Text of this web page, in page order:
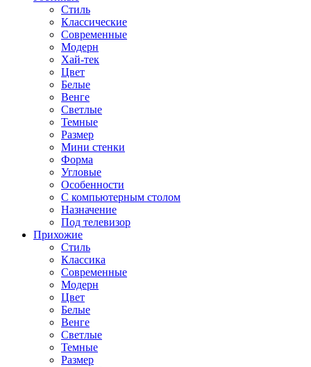
Стиль
Классические
Современные
Модерн
Хай-тек
Цвет
Белые
Венге
Светлые
Темные
Размер
Мини стенки
Форма
Угловые
Особенности
С компьютерным столом
Назначение
Под телевизор
Прихожие
Стиль
Классика
Современные
Модерн
Цвет
Белые
Венге
Светлые
Темные
Размер